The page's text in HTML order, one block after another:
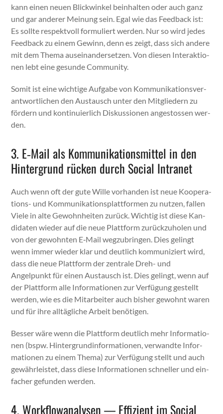
kann einen neuen Blick­winkel bein­hal­ten oder auch ganz
und gar ander­er Mei­n­ung sein. Egal wie das Feed­back ist:
Es sollte respek­tvoll for­muliert wer­den. Nur so wird jedes
Feed­back zu einem Gewinn, denn es zeigt, dass sich andere
mit dem The­ma auseinan­der­set­zen. Von diesen Inter­ak­tio­
nen lebt eine gesunde Com­mu­ni­ty.
Somit ist eine wichtige Auf­gabe von Kom­mu­nika­tionsver­
ant­wortlichen den Aus­tausch unter den Mit­gliedern zu
fördern und kon­tinuier­lich Diskus­sio­nen angestossen wer­
den.
3. E‑Mail als Kommunikationsmittel in den
Hintergrund rücken durch Social Intranet
Auch wenn oft der gute Wille vorhan­den ist neue Koop­er­a­
tions- und Kom­mu­nika­tion­splat­tfor­men zu nutzen, fall­en
Viele in alte Gewohn­heit­en zurück. Wichtig ist diese Kan­
di­dat­en wieder auf die neue Plat­tform zurück­zu­holen und
von der gewohn­ten E‑Mail wegzubrin­gen. Dies gelingt
wenn immer wieder klar und deut­lich kom­mu­niziert wird,
dass die neue Plat­tform der zen­trale Dreh- und
Angelpunkt für einen Aus­tausch ist. Dies gelingt, wenn auf
der Plat­tform alle Infor­ma­tio­nen zur Ver­fü­gung gestellt
wer­den, wie es die Mitar­beit­er auch bish­er gewohnt waren
und für ihre alltägliche Arbeit benöti­gen.
Bess­er wäre wenn die Plat­tform deut­lich mehr Infor­ma­tio­
nen (bspw. Hin­ter­grund­in­for­ma­tio­nen, ver­wandte Infor­
ma­tio­nen zu einem The­ma) zur Ver­fü­gung stellt und auch
gewährleis­tet, dass diese Infor­ma­tio­nen schneller und ein­
fach­er gefun­den wer­den.
4. Workflowanalysen — Effizient im Social